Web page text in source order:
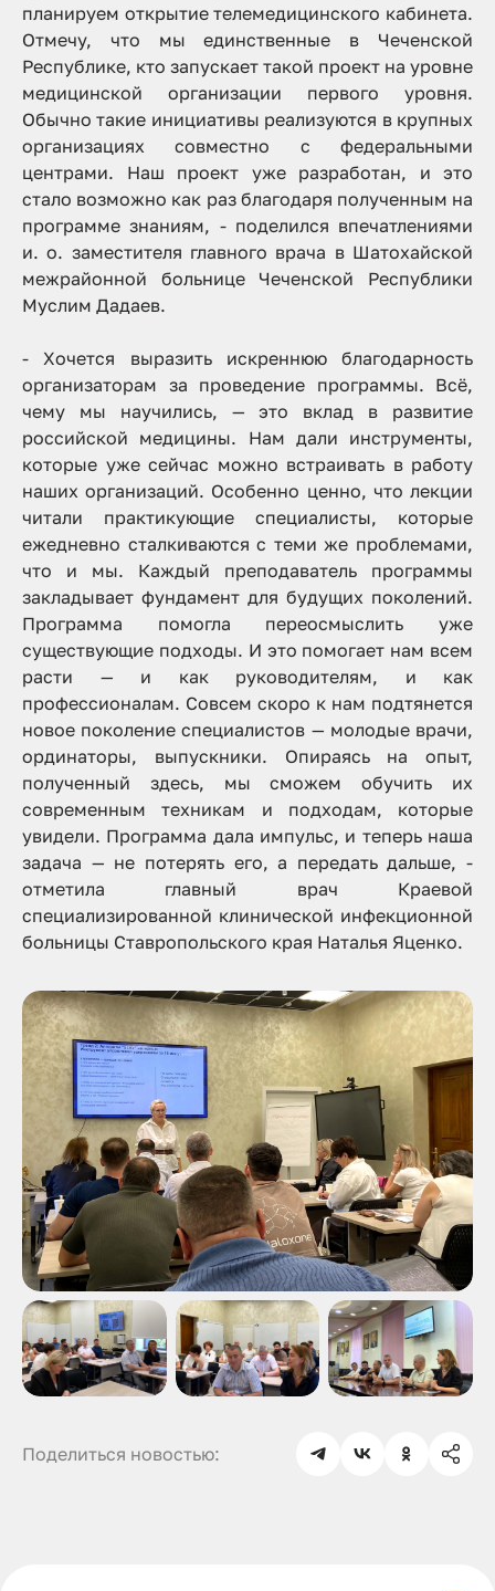
планируем открытие телемедицинского кабинета.
Отмечу, что мы единственные в Чеченской
Республике, кто запускает такой проект на уровне
медицинской организации первого уровня.
Обычно такие инициативы реализуются в крупных
организациях совместно с федеральными
центрами. Наш проект уже разработан, и это
стало возможно как раз благодаря полученным на
программе знаниям, - поделился впечатлениями
и. о. заместителя главного врача в Шатохайской
межрайонной больнице Чеченской Республики
Муслим Дадаев.
- Хочется выразить искреннюю благодарность
организаторам за проведение программы. Всё,
чему мы научились, — это вклад в развитие
российской медицины. Нам дали инструменты,
которые уже сейчас можно встраивать в работу
наших организаций. Особенно ценно, что лекции
читали практикующие специалисты, которые
ежедневно сталкиваются с теми же проблемами,
что и мы. Каждый преподаватель программы
закладывает фундамент для будущих поколений.
Программа помогла переосмыслить уже
существующие подходы. И это помогает нам всем
расти — и как руководителям, и как
профессионалам. Совсем скоро к нам подтянется
новое поколение специалистов — молодые врачи,
ординаторы, выпускники. Опираясь на опыт,
полученный здесь, мы сможем обучить их
современным техникам и подходам, которые
увидели. Программа дала импульс, и теперь наша
задача — не потерять его, а передать дальше, -
отметила главный врач Краевой
специализированной клинической инфекционной
больницы Ставропольского края Наталья Яценко.
Поделиться новостью: